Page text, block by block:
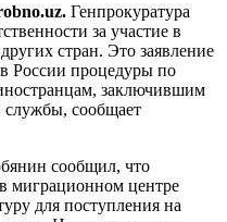
Генпрокуратура
за участие в
стран. Это заявление
России процедуры по
заключившим
службы, сообщает
сообщил, что
в миграционном центре
для поступления на